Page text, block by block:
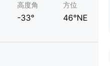
高度角
-33°
方位
46°NE